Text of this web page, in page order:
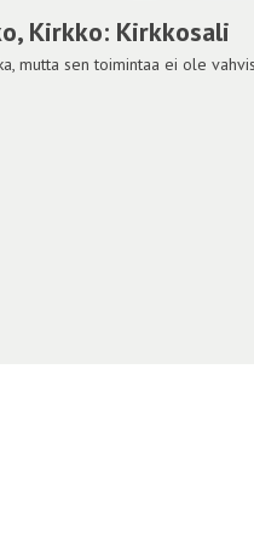
Kirkko: Kirkkosali
mutta sen toimintaa ei ole